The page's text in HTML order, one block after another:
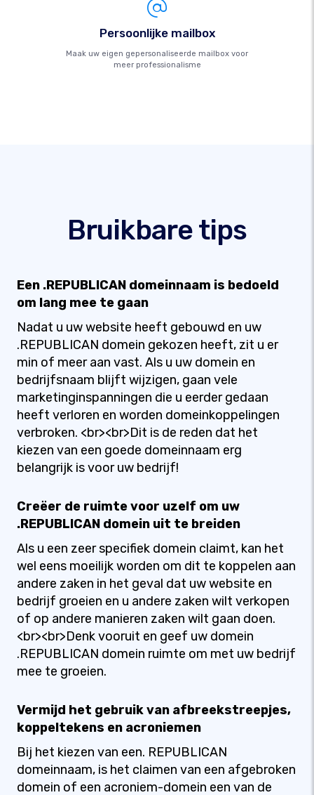
Persoonlijke mailbox
Maak uw eigen gepersonaliseerde mailbox voor
meer professionalisme
Bruikbare tips
Een .REPUBLICAN domeinnaam is bedoeld
om lang mee te gaan
Nadat u uw website heeft gebouwd en uw
.REPUBLICAN domein gekozen heeft, zit u er
min of meer aan vast. Als u uw domein en
bedrijfsnaam blijft wijzigen, gaan vele
marketinginspanningen die u eerder gedaan
heeft verloren en worden domeinkoppelingen
verbroken. <br><br>Dit is de reden dat het
kiezen van een goede domeinnaam erg
belangrijk is voor uw bedrijf!
Creëer de ruimte voor uzelf om uw
.REPUBLICAN domein uit te breiden
Als u een zeer specifiek domein claimt, kan het
wel eens moeilijk worden om dit te koppelen aan
andere zaken in het geval dat uw website en
bedrijf groeien en u andere zaken wilt verkopen
of op andere manieren zaken wilt gaan doen.
<br><br>Denk vooruit en geef uw domein
.REPUBLICAN domein ruimte om met uw bedrijf
mee te groeien.
Vermijd het gebruik van afbreekstreepjes,
koppeltekens en acroniemen
Bij het kiezen van een. REPUBLICAN
domeinnaam, is het claimen van een afgebroken
domein of een acroniem-domein een van de